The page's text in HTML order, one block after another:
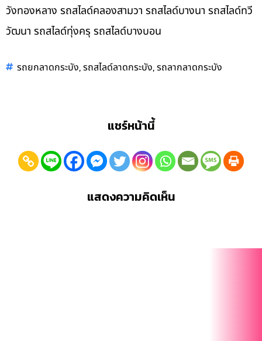
วังทองหลาง รถสไลด์คลองสามวา รถสไลด์บางนา รถสไลด์ทวี
วัฒนา รถสไลด์ทุ่งครุ รถสไลด์บางบอน
รถยกลาดกระบัง,รถสไลด์ลาดกระบัง,รถลากลาดกระบัง
แชร์หน้านี้
แสดงความคิดเห็น